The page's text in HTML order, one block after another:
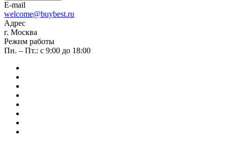
E-mail
welcome@buybest.ru
Адрес
г. Москва
Режим работы
Пн. – Пт.: с 9:00 до 18:00